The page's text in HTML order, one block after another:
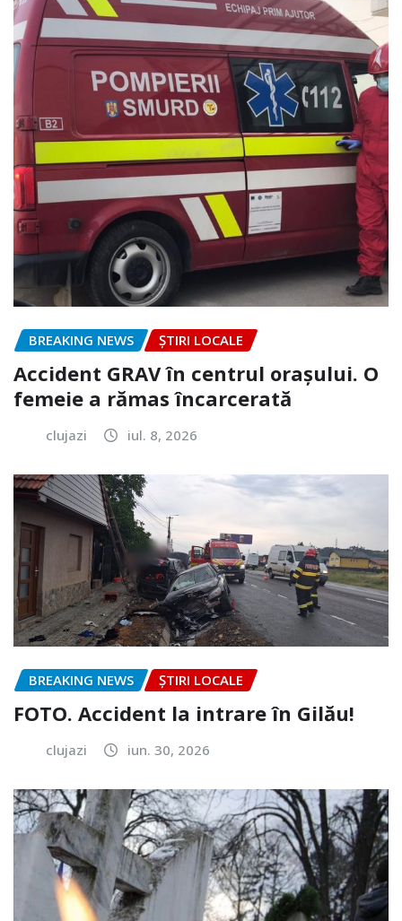
BREAKING NEWS ȘTIRI LOCALE
Accident GRAV în centrul orașului. O
femeie a rămas încarcerată
clujazi iul. 8, 2026
BREAKING NEWS ȘTIRI LOCALE
FOTO. Accident la intrare în Gilău!
clujazi iun. 30, 2026